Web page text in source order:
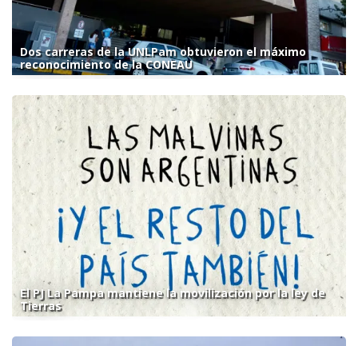
Dos carreras de la UNLPam obtuvieron el máximo
reconocimiento de la CONEAU
El PJ La Pampa mantiene la movilización por la ley de
Tierras